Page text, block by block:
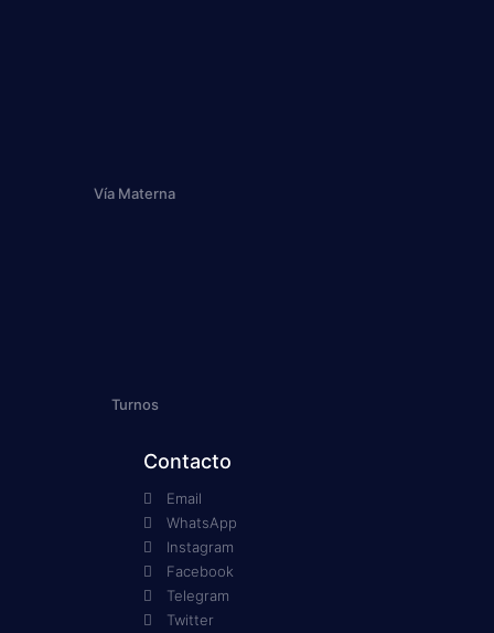
Vía Materna
Turnos
Contacto
Email
WhatsApp
Instagram
Facebook
Telegram
Twitter